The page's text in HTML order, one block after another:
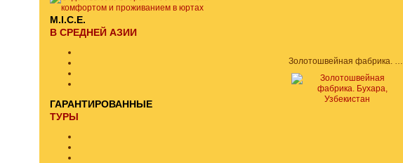
Золотошвейная фабрика. Бухара, Узбекистан
M.I.C.E.
В СРЕДНЕЙ АЗИИ
ГАРАНТИРОВАННЫЕ
ТУРЫ